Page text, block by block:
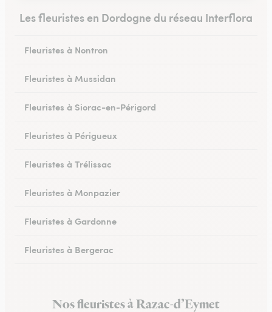
Les fleuristes en Dordogne du réseau Interflora
Fleuristes à Nontron
Fleuristes à Mussidan
Fleuristes à Siorac-en-Périgord
Fleuristes à Périgueux
Fleuristes à Trélissac
Fleuristes à Monpazier
Fleuristes à Gardonne
Fleuristes à Bergerac
Fleuristes à Eymet
Nos fleuristes à Razac-d’Eymet